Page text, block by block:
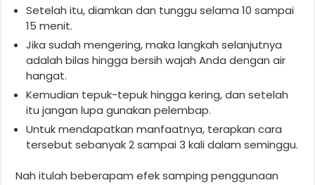
Setelah itu, diamkan dan tunggu selama 10 sampai
15 menit.
Jika sudah mengering, maka langkah selanjutnya
adalah bilas hingga bersih wajah Anda dengan air
hangat.
Kemudian tepuk-tepuk hingga kering, dan setelah
itu jangan lupa gunakan pelembap.
Untuk mendapatkan manfaatnya, terapkan cara
tersebut sebanyak 2 sampai 3 kali dalam seminggu.
Nah itulah beberapam efek samping penggunaan